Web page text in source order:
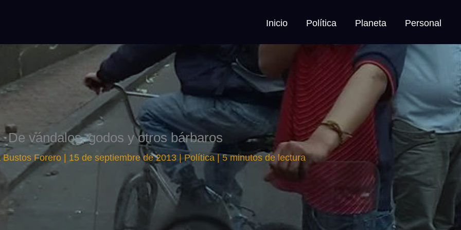
Inicio Política Planeta Personal
De vándalos, godos y otros bárbaros
Forero | 15 de septiembre de 2013 |Política|5 minutos de lectura